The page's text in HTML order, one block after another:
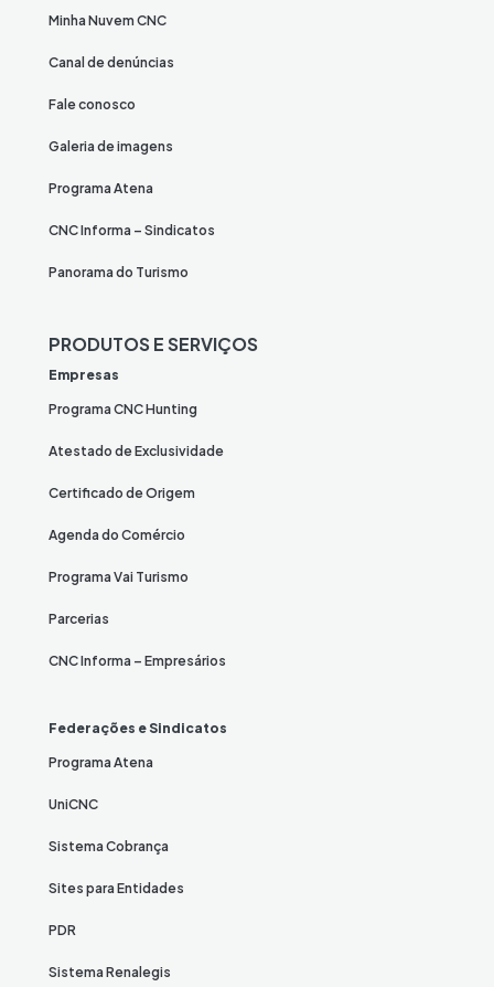
Minha Nuvem CNC
Canal de denúncias
Fale conosco
Galeria de imagens
Programa Atena
CNC Informa – Sindicatos
Panorama do Turismo
PRODUTOS E SERVIÇOS
Empresas
Programa CNC Hunting
Atestado de Exclusividade
Certificado de Origem
Agenda do Comércio
Programa Vai Turismo
Parcerias
CNC Informa – Empresários
Federações e Sindicatos
Programa Atena
UniCNC
Sistema Cobrança
Sites para Entidades
PDR
Sistema Renalegis